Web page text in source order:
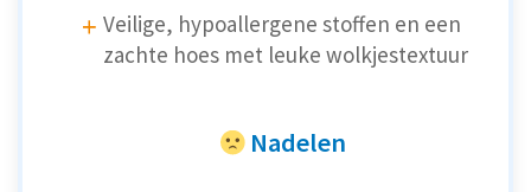
Veilige, hypoallergene stoffen en een
zachte hoes met leuke wolkjestextuur
Nadelen